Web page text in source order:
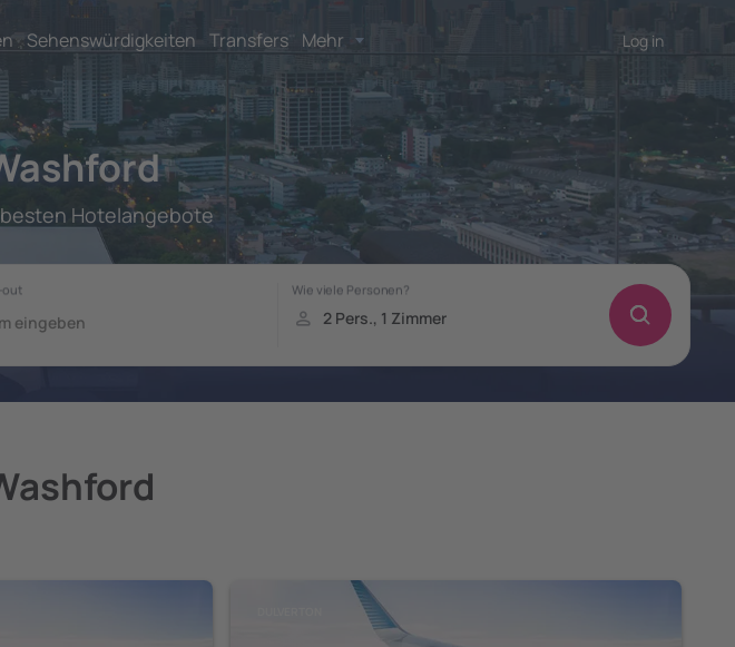
Sehenswürdigkeiten Transfers Mehr Log in
Hotelangebote